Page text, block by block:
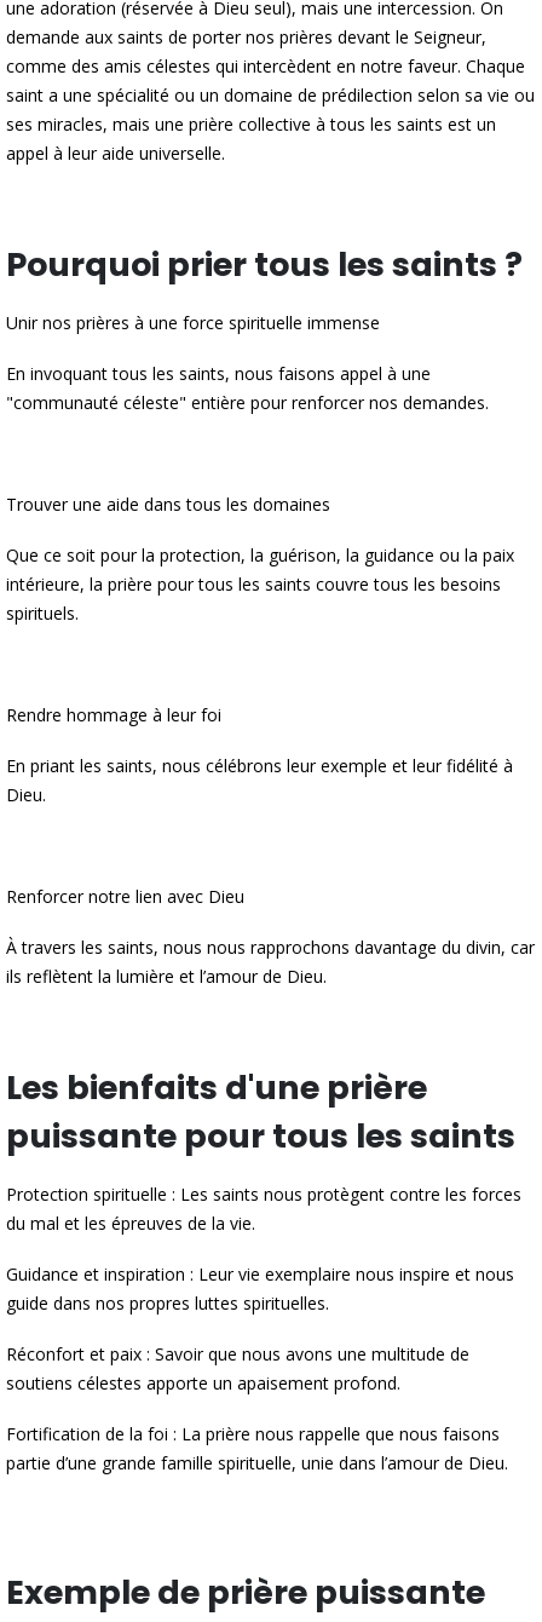
une adoration (réservée à Dieu seul), mais une intercession. On
demande aux saints de porter nos prières devant le Seigneur,
comme des amis célestes qui intercèdent en notre faveur. Chaque
saint a une spécialité ou un domaine de prédilection selon sa vie ou
ses miracles, mais une prière collective à tous les saints est un
appel à leur aide universelle.
Pourquoi prier tous les saints ?
Unir nos prières à une force spirituelle immense
En invoquant tous les saints, nous faisons appel à une
"communauté céleste" entière pour renforcer nos demandes.
Trouver une aide dans tous les domaines
Que ce soit pour la protection, la guérison, la guidance ou la paix
intérieure, la prière pour tous les saints couvre tous les besoins
spirituels.
Rendre hommage à leur foi
En priant les saints, nous célébrons leur exemple et leur fidélité à
Dieu.
Renforcer notre lien avec Dieu
À travers les saints, nous nous rapprochons davantage du divin, car
ils reflètent la lumière et l’amour de Dieu.
Les bienfaits d'une prière
puissante pour tous les saints
Protection spirituelle : Les saints nous protègent contre les forces
du mal et les épreuves de la vie.
Guidance et inspiration : Leur vie exemplaire nous inspire et nous
guide dans nos propres luttes spirituelles.
Réconfort et paix : Savoir que nous avons une multitude de
soutiens célestes apporte un apaisement profond.
Fortification de la foi : La prière nous rappelle que nous faisons
partie d’une grande famille spirituelle, unie dans l’amour de Dieu.
Exemple de prière puissante